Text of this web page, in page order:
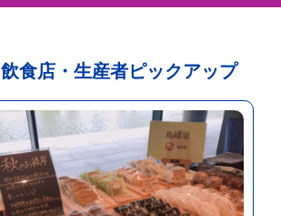
飲食店・生産者ピックアップ